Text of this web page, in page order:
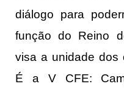
diálogo para
função do Reino
visa a unidade dos
É a V CFE: